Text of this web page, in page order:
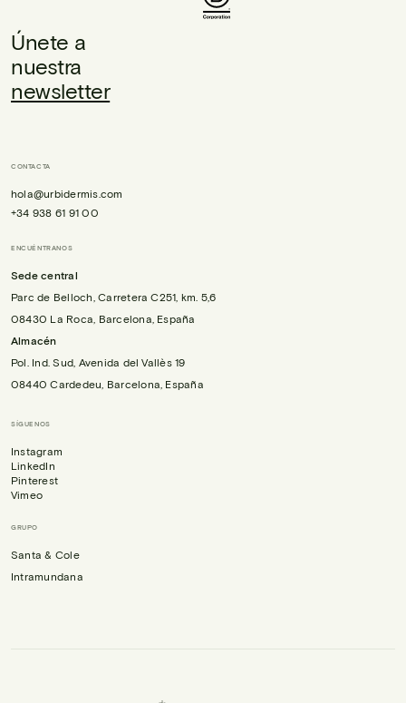
Únete a
nuestra
newsletter
CONTACTA
hola@urbidermis.com
+34 938 61 91 00
ENCUÉNTRANOS
Sede central
Parc de Belloch, Carretera C251, km. 5,6
08430 La Roca, Barcelona, España
Almacén
Pol. Ind. Sud, Avenida del Vallès 19
08440 Cardedeu, Barcelona, España
SÍGUENOS
Instagram
LinkedIn
Pinterest
Vimeo
GRUPO
Santa & Cole
Intramundana